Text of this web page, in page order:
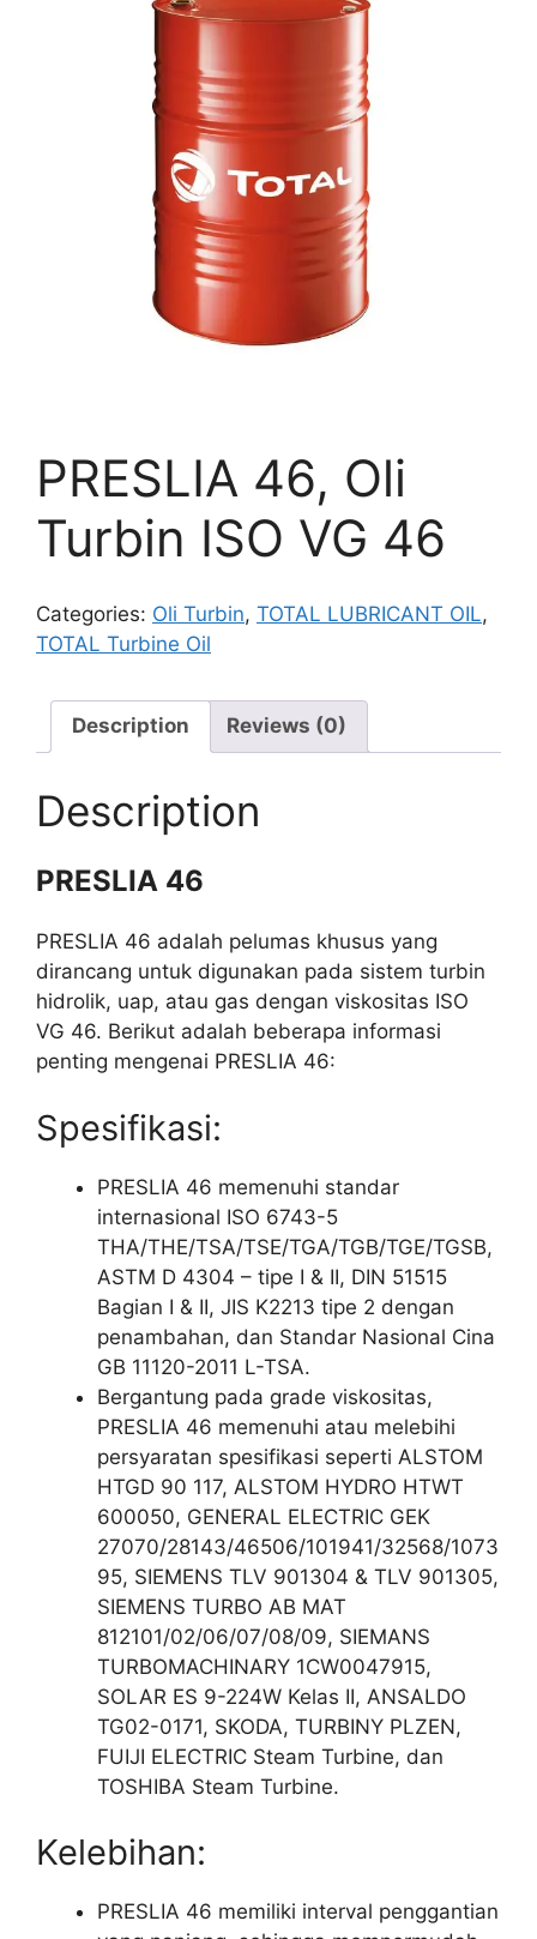
PRESLIA 46, Oli
Turbin ISO VG 46
Categories: Oli Turbin, TOTAL LUBRICANT OIL,
TOTAL Turbine Oil
Description Reviews (0)
Description
PRESLIA 46
PRESLIA 46 adalah pelumas khusus yang
dirancang untuk digunakan pada sistem turbin
hidrolik, uap, atau gas dengan viskositas ISO
VG 46. Berikut adalah beberapa informasi
penting mengenai PRESLIA 46:
Spesifikasi:
PRESLIA 46 memenuhi standar
internasional ISO 6743-5
THA/THE/TSA/TSE/TGA/TGB/TGE/TGSB,
ASTM D 4304 – tipe I & II, DIN 51515
Bagian I & II, JIS K2213 tipe 2 dengan
penambahan, dan Standar Nasional Cina
GB 11120-2011 L-TSA.
Bergantung pada grade viskositas,
PRESLIA 46 memenuhi atau melebihi
persyaratan spesifikasi seperti ALSTOM
HTGD 90 117, ALSTOM HYDRO HTWT
600050, GENERAL ELECTRIC GEK
27070/28143/46506/101941/32568/1073
95, SIEMENS TLV 901304 & TLV 901305,
SIEMENS TURBO AB MAT
812101/02/06/07/08/09, SIEMANS
TURBOMACHINARY 1CW0047915,
SOLAR ES 9-224W Kelas II, ANSALDO
TG02-0171, SKODA, TURBINY PLZEN,
FUIJI ELECTRIC Steam Turbine, dan
TOSHIBA Steam Turbine.
Kelebihan:
PRESLIA 46 memiliki interval penggantian